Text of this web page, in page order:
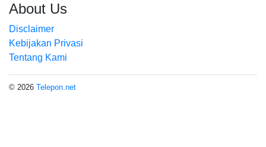
About Us
Disclaimer
Kebijakan Privasi
Tentang Kami
© 2026 Telepon.net